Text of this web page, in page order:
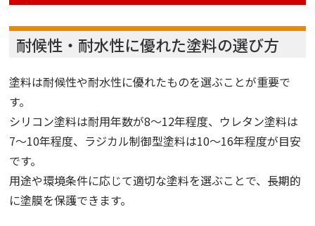
耐候性・耐水性に優れた塗料の選び方
塗料は耐候性や耐水性に優れたものを選ぶことが重要で
す。
シリコン塗料は耐用年数が8〜12年程度、ウレタン塗料は
7〜10年程度、ラジカル制御型塗料は10〜16年程度が目安
です。
用途や環境条件に応じて適切な塗料を選ぶことで、長期的
に塗膜を保護できます。